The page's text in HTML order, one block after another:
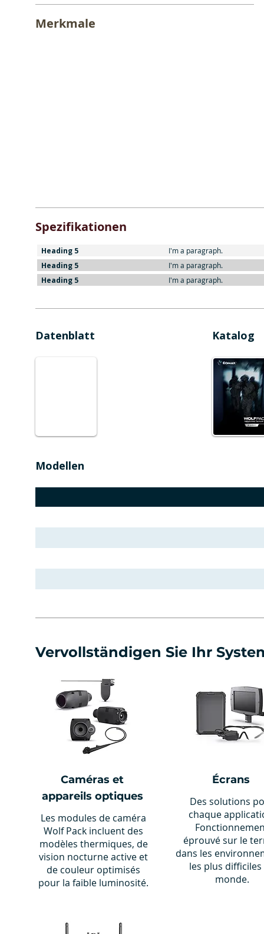
Merkmale
Spezifikationen
Heading 5 I'm a paragraph.
Heading 5 I'm a paragraph.
Heading 5 I'm a paragraph.
Datenblatt Katalog
Modellen
Vervollständigen Sie Ihr
Caméras et
appareils optiques
Les modules de caméra
Wolf Pack incluent des
modèles thermiques, de
vision nocturne active et
de couleur optimisés
pour la faible luminosité.
Écrans
Des solutions
chaque
éprouvé sur le
dans les
les plus difficiles
monde.